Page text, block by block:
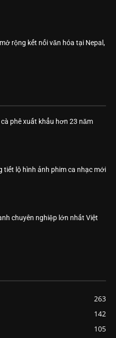
rộng kết nối văn hóa tại Nepal,
phê xuất khẩu hơn 23 năm
tiết lộ hình ảnh phim ca nhạc mới
chuyên nghiệp lớn nhất Việt
263
142
105